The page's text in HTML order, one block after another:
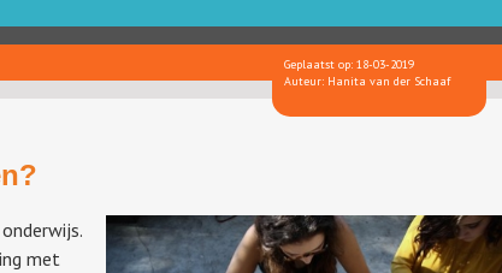
Geplaatst op: 18-03-2019
Auteur: Hanita van der Schaaf
met